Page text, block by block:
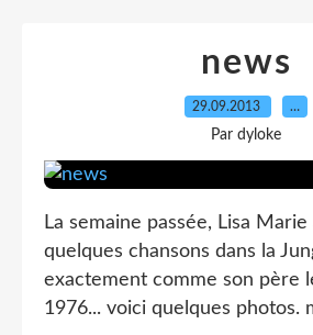
news
29.09.2013 …
Par dyloke
La semaine passée, Lisa
quelques chansons dans la
exactement comme son père
1976... voici quelques photos.